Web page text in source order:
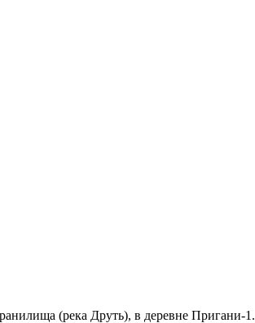
(река Друть), в деревне Пригани-1.